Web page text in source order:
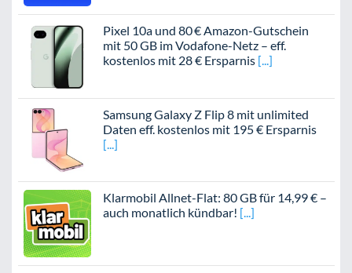
Pixel 10a und 80 € Amazon-Gutschein
mit 50 GB im Vodafone-Netz – eff.
kostenlos mit 28 € Ersparnis
Samsung Galaxy Z Flip 8 mit unlimited
Daten eff. kostenlos mit 195 € Ersparnis
Klarmobil Allnet-Flat: 80 GB für 14,99 € –
auch monatlich kündbar!